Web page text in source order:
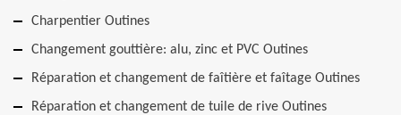
Charpentier Outines
Changement gouttière: alu, zinc et PVC Outines
Réparation et changement de faîtière et faîtage Outines
Réparation et changement de tuile de rive Outines